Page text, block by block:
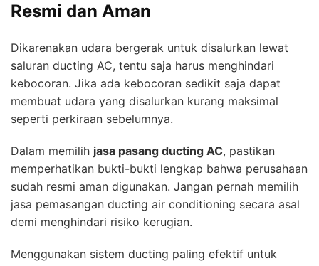
Resmi dan Aman
Dikarenakan udara bergerak untuk disalurkan lewat
saluran ducting AC, tentu saja harus menghindari
kebocoran. Jika ada kebocoran sedikit saja dapat
membuat udara yang disalurkan kurang maksimal
seperti perkiraan sebelumnya.
Dalam memilih jasa pasang ducting AC, pastikan
memperhatikan bukti-bukti lengkap bahwa perusahaan
sudah resmi aman digunakan. Jangan pernah memilih
jasa pemasangan ducting air conditioning secara asal
demi menghindari risiko kerugian.
Menggunakan sistem ducting paling efektif untuk